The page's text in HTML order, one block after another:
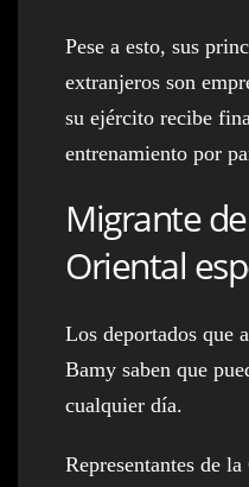
Pese a esto, sus
extranjeros son
su ejército recibe
entrenamiento por
Migrante
Oriental
Los deportados que
Bamy saben que
cualquier día.
Representantes de